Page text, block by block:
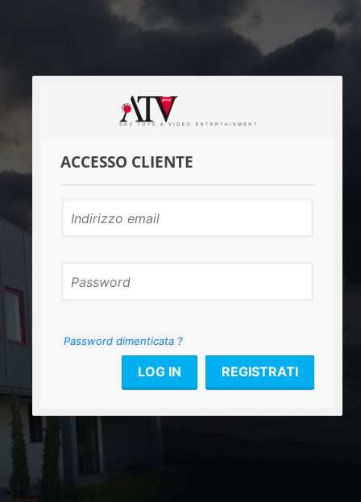
ACCESSO CLIENTE
Password dimenticata ?
LOG IN REGISTRATI